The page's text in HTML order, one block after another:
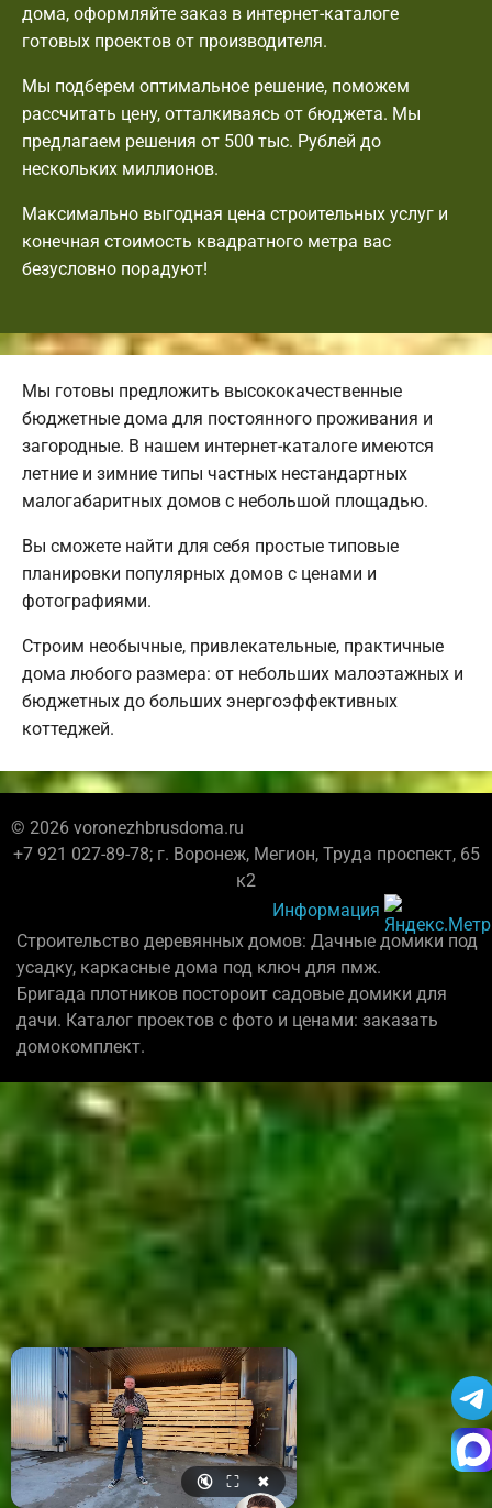
дома, оформляйте заказ в интернет-каталоге
готовых проектов от производителя.
Мы подберем оптимальное решение, поможем
рассчитать цену, отталкиваясь от бюджета. Мы
предлагаем решения от 500 тыс. Рублей до
нескольких миллионов.
Максимально выгодная цена строительных услуг и
конечная стоимость квадратного метра вас
безусловно порадуют!
Мы готовы предложить высококачественные
бюджетные дома для постоянного проживания и
загородные. В нашем интернет-каталоге имеются
летние и зимние типы частных нестандартных
малогабаритных домов с небольшой площадью.
Вы сможете найти для себя простые типовые
планировки популярных домов с ценами и
фотографиями.
Строим необычные, привлекательные, практичные
дома любого размера: от небольших малоэтажных и
бюджетных до больших энергоэффективных
коттеджей.
© 2026 voronezhbrusdoma.ru
+7 921 027-89-78; г. Воронеж, Мегион, Труда проспект, 65
к2
Информация
Строительство деревянных домов: Дачные домики под
усадку, каркасные дома под ключ для пмж.
Бригада плотников постороит садовые домики для
дачи. Каталог проектов с фото и ценами: заказать
домокомплект.
🔇 ⛶ ✖